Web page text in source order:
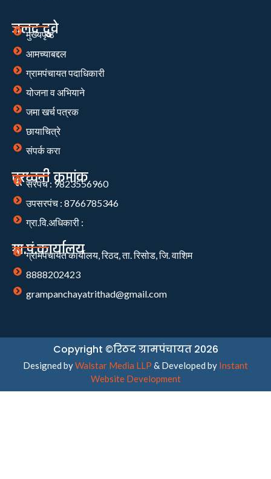
जलद दुवे
मुख्यपृष्ठ
आमच्याबद्दल
ग्रामपंचायत पदाधिकारी
योजना व अभियाने
जमा खर्च पत्रक
छायाचित्रे
संपर्क करा
दूरध्वनी क्रमांक
सरपंच : 9823556960
उपसरपंच : 8766785346
ग्रा.वि.अधिकारी :
ग्रा.पं.कार्यालय
ग्रामपंचायत कार्यालय, रिठद, ता. रिसोड, जि. वाशिम
8888202423
grampanchayatrithad@gmail.com
Copyright ©रिठद ग्रामपंचायत 2026
Designed byWalstar Media LLP & Developed by Instant
Website Development